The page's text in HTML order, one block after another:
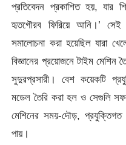
প্রতিবেদন প্রকাশিত হয়, যার
হৃতগৌরব ফিরিয়ে আনি।’ সেই
সমালোচনা করা হয়েছিল যারা
বিজ্ঞানের প্রয়োজনে টাইম
সুদুরপ্রসারী। বেশ কয়েকটি
মডেল তৈরি করা হল ও সেগুলি
মেশিনের সময়-দৌড়, প্রযুক্তিগত
পায়।